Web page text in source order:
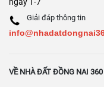
Giải đáp thông tin
VỀ NHÀ ĐẤT ĐỒNG NAI 360